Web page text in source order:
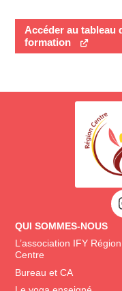
Accéder au tableau
formation
QUI SOMMES-NOUS
L’association IFY Région
Centre
Bureau et CA